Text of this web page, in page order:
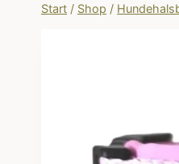
Start / Shop /